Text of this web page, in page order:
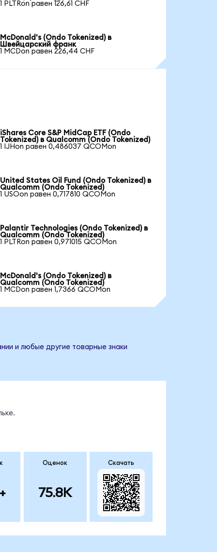
1 PLTRon равен 126,61 CHF
McDonald's (Ondo Tokenized) в
Швейцарский франк
1 MCDon равен 226,44 CHF
iShares Core S&P MidCap ETF (Ondo
Tokenized) в Qualcomm (Ondo Tokenized)
1 IJHon равен 0,486037 QCOMon
United States Oil Fund (Ondo Tokenized) в
Qualcomm (Ondo Tokenized)
1 USOon равен 0,717810 QCOMon
Palantir Technologies (Ondo Tokenized) в
Qualcomm (Ondo Tokenized)
1 PLTRon равен 0,971015 QCOMon
McDonald's (Ondo Tokenized) в
Qualcomm (Ondo Tokenized)
1 MCDon равен 1,7366 QCOMon
и любые другие товарные знаки
Оценок
75.8K
Скачать